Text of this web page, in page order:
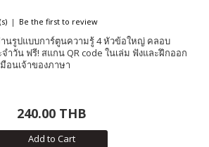
| Be the first to review
านรูปแบบการ์ตูนความรู้ 4 หัวข้อใหญ่ คลอบ
ำวัน ฟรี! สแกน QR code ในเล่ม ฟังและฝึกออก
อนเจ้าของภาษา
240.00 THB
Add to Cart